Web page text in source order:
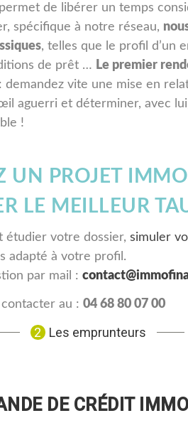
de libérer un temps
spécifique à notre réseau,
, telles que le profil d’un
de prêt … Le premier
: demandez vite une mise en
aguerri et déterminer, avec
!
UN PROJET
LE MEILLEUR
étudier votre dossier,simuler
adapté à votre profil.
par mail :
contacter au :04 68 80 07 00
Les emprunteurs
DE CRÉDIT